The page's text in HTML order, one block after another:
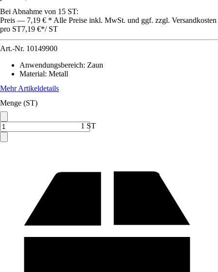
Bei Abnahme von 15 ST:
Preis — 7,19 € * Alle Preise inkl. MwSt. und ggf. zzgl. Versandkosten
pro ST7,19 €*/ ST
Art.-Nr. 10149900
Anwendungsbereich: Zaun
Material: Metall
Mehr Artikeldetails
Menge (ST)
1 ST